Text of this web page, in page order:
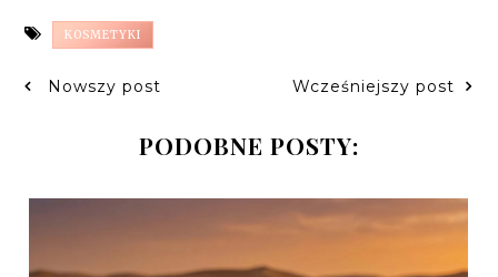
KOSMETYKI
Nowszy post Wcześniejszy post
PODOBNE POSTY: